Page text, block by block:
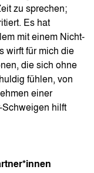
zu sprechen;
Es hat
mit einem Nicht-
wirft für mich die
die sich ohne
fühlen, von
einer
Schweigen hilft